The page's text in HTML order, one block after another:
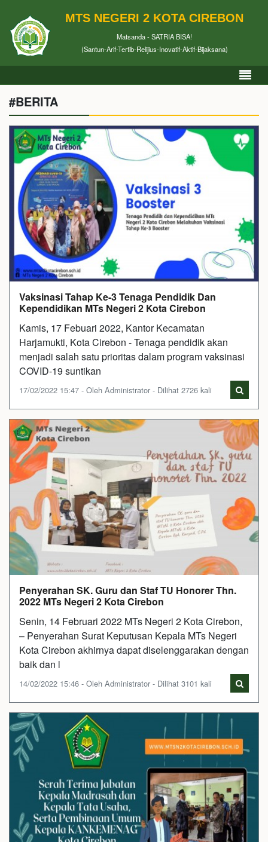
MTS NEGERI 2 KOTA CIREBON
Matsanda - SATRIA BISA!
(Santun-Arif-Tertib-Relijius-Inovatif-Aktif-Bijaksana)
#BERITA
Vaksinasi Tahap Ke-3 Tenaga Pendidik Dan
Kependidikan MTs Negeri 2 Kota Cirebon
Kamis, 17 Febuari 2022, Kantor Kecamatan
Harjamukti, Kota Cirebon - Tenaga pendidik akan
menjadi salah satu prioritas dalam program vaksinasi
COVID-19 suntikan
17/02/2022 15:47 - Oleh Administrator - Dilihat 2726 kali
Penyerahan SK. Guru dan Staf TU Honorer Thn.
2022 MTs Negeri 2 Kota Cirebon
Senin, 14 Februari 2022 MTs Negeri 2 Kota Cirebon,
– Penyerahan Surat Keputusan Kepala MTs Negeri
Kota Cirebon akhirnya dapat diselenggarakan dengan
baik dan l
14/02/2022 15:46 - Oleh Administrator - Dilihat 3101 kali